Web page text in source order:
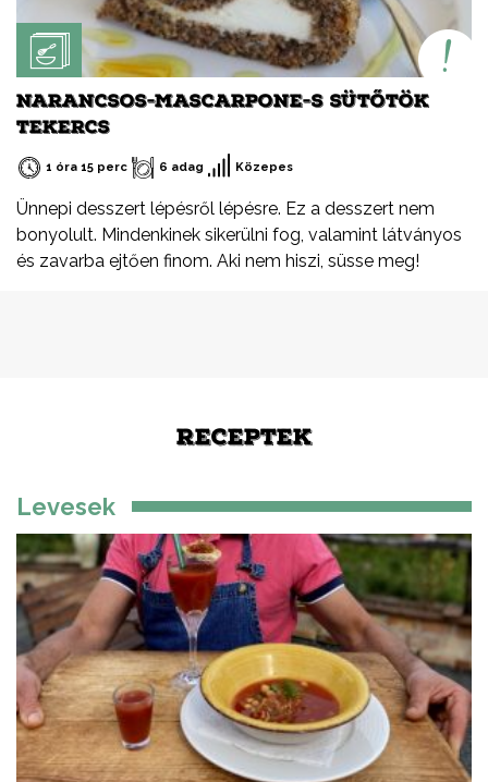
NARANCSOS-MASCARPONE-S SÜTŐTÖK
TEKERCS
1 óra 15 perc 6 adag Közepes
Ünnepi desszert lépésről lépésre. Ez a desszert nem
bonyolult. Mindenkinek sikerülni fog, valamint látványos
és zavarba ejtően finom. Aki nem hiszi, süsse meg!
RECEPTEK
Levesek